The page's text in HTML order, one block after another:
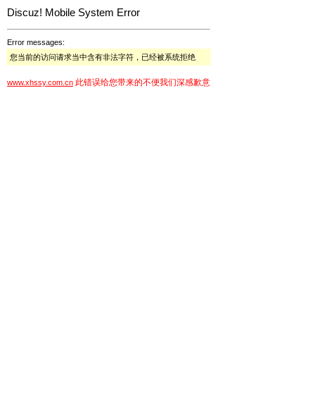
Discuz! Mobile System Error
Error messages:
您当前的访问请求当中含有非法字符，已经被系统拒绝
www.xhssy.com.cn 此错误给您带来的不便我们深感歉意